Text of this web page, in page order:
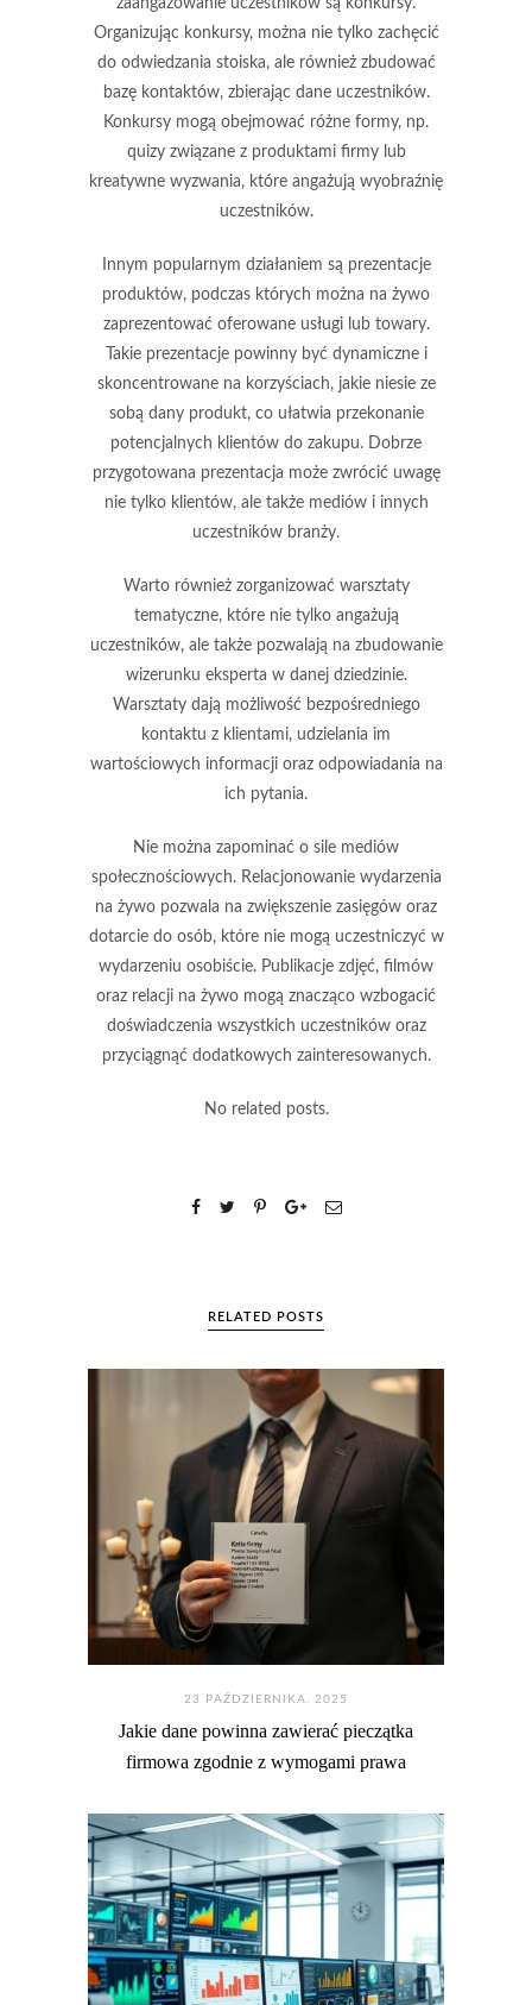
zaangażowanie uczestników są konkursy.
Organizując konkursy, można nie tylko zachęcić
do odwiedzania stoiska, ale również zbudować
bazę kontaktów, zbierając dane uczestników.
Konkursy mogą obejmować różne formy, np.
quizy związane z produktami firmy lub
kreatywne wyzwania, które angażują wyobraźnię
uczestników.
Innym popularnym działaniem są prezentacje
produktów, podczas których można na żywo
zaprezentować oferowane usługi lub towary.
Takie prezentacje powinny być dynamiczne i
skoncentrowane na korzyściach, jakie niesie ze
sobą dany produkt, co ułatwia przekonanie
potencjalnych klientów do zakupu. Dobrze
przygotowana prezentacja może zwrócić uwagę
nie tylko klientów, ale także mediów i innych
uczestników branży.
Warto również zorganizować warsztaty
tematyczne, które nie tylko angażują
uczestników, ale także pozwalają na zbudowanie
wizerunku eksperta w danej dziedzinie.
Warsztaty dają możliwość bezpośredniego
kontaktu z klientami, udzielania im
wartościowych informacji oraz odpowiadania na
ich pytania.
Nie można zapominać o sile mediów
społecznościowych. Relacjonowanie wydarzenia
na żywo pozwala na zwiększenie zasięgów oraz
dotarcie do osób, które nie mogą uczestniczyć w
wydarzeniu osobiście. Publikacje zdjęć, filmów
oraz relacji na żywo mogą znacząco wzbogacić
doświadczenia wszystkich uczestników oraz
przyciągnąć dodatkowych zainteresowanych.
No related posts.
RELATED POSTS
23 PAŹDZIERNIKA. 2025
Jakie dane powinna zawierać pieczątka
firmowa zgodnie z wymogami prawa